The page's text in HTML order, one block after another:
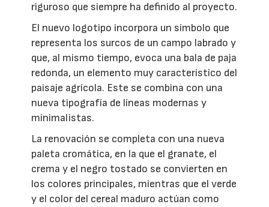
riguroso que siempre ha definido al proyecto.
El nuevo logotipo incorpora un símbolo que
representa los surcos de un campo labrado y
que, al mismo tiempo, evoca una bala de paja
redonda, un elemento muy característico del
paisaje agrícola. Este se combina con una
nueva tipografía de líneas modernas y
minimalistas.
La renovación se completa con una nueva
paleta cromática, en la que el granate, el
crema y el negro tostado se convierten en
los colores principales, mientras que el verde
y el color del cereal maduro actúan como